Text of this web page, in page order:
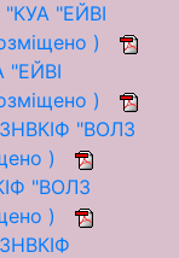
"ЕЙВІ
)
"ЕЙВІ
)
"ВОЛЗ
)
"ВОЛЗ
)